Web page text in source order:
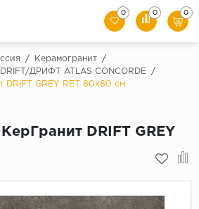
0 0 0
/ Керамогранит
/
DRIFT/ДРИФТ ATLAS CONCORDE
/
DRIFT GREY RET 80x80 см
DRIFT GREY